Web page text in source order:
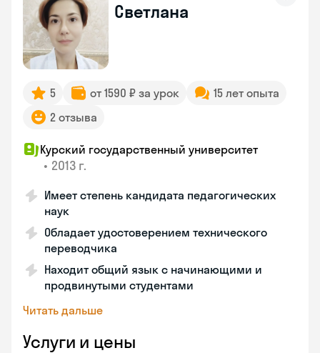
Светлана
5 от 1590 ₽ за урок
15 лет опыта
2 отзыва
Курский государственный университет
• 2013 г.
Имеет степень кандидата педагогических
наук
Обладает удостоверением технического
переводчика
Находит общий язык с начинающими и
продвинутыми студентами
Читать дальше
Услуги и цены